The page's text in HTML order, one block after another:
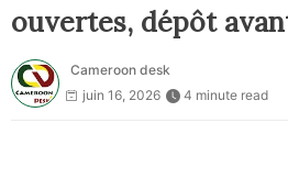
ouvertes, dépôt
Cameroon desk
juin 16, 2026
4 minute read